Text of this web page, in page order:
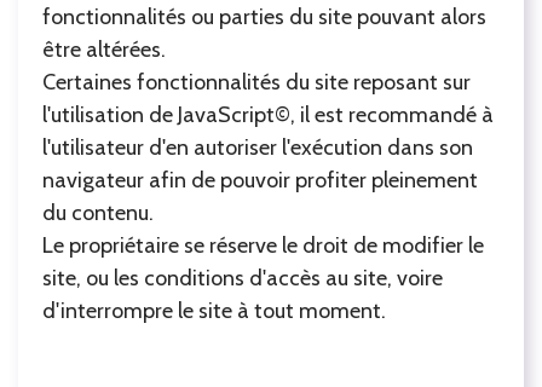
fonctionnalités ou parties du site pouvant alors
être altérées.
Certaines fonctionnalités du site reposant sur
l'utilisation de JavaScript©, il est recommandé à
l'utilisateur d'en autoriser l'exécution dans son
navigateur afin de pouvoir profiter pleinement
du contenu.
Le propriétaire se réserve le droit de modifier le
site, ou les conditions d'accès au site, voire
d'interrompre le site à tout moment.